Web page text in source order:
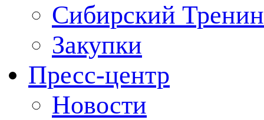
Сибирский
Закупки
Пресс-центр
Новости